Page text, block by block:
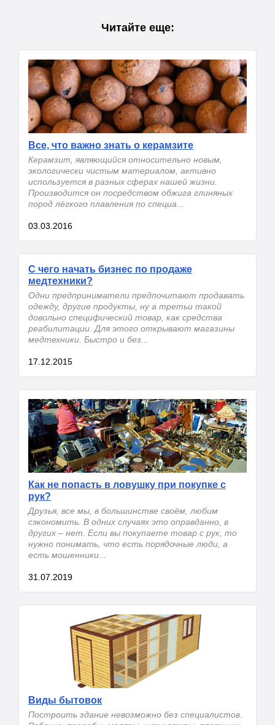
Читайте еще:
Все, что важно знать о керамзите
Керамзит, являющийся относительно новым,
экологически чистым материалом, активно
используется в разных сферах нашей жизни.
Производится он посредством обжига глиняных
пород лёгкого плавления по специа...
03.03.2016
С чего начать бизнес по продаже
медтехники?
Одни предприниматели предпочитают продавать
одежду, другие продукты, ну а третьи такой
довольно специфический товар, как средства
реабилитации. Для этого открывают магазины
медтехники. Быстро и без...
17.12.2015
Как не попасть в ловушку при покупке с
рук?
Друзья, все мы, в большинстве своём, любим
сэкономить. В одних случаях это оправданно, в
других – нет. Если вы покупаете товар с рук, то
нужно понимать, что есть порядочные люди, а
есть мошенники...
31.07.2019
Виды бытовок
Построить здание невозможно без специалистов.